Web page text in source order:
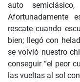
auto
Afortunadamente
rescate cuando
bien; llegó con
se volvió nuestro
conseguir “el peor
las vueltas al sol